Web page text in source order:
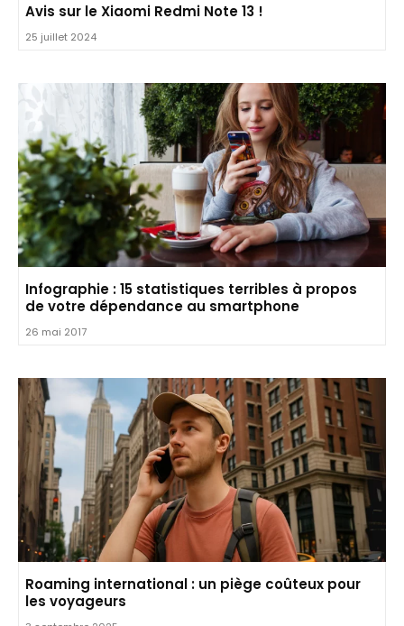
Avis sur le Xiaomi Redmi Note 13 !
25 juillet 2024
Infographie : 15 statistiques terribles à propos
de votre dépendance au smartphone
26 mai 2017
Roaming international : un piège coûteux pour
les voyageurs